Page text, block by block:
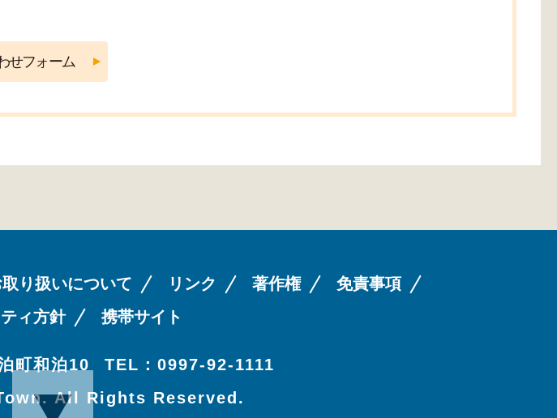
り扱いについて リンク 著作権
免責事項
ィ方針
携帯サイト
町和泊10
TEL：0997-92-1111
All Rights Reserved.